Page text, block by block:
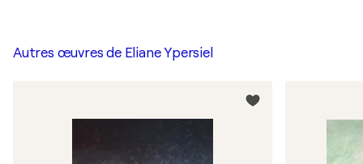
Autres œuvres de Eliane Ypersiel